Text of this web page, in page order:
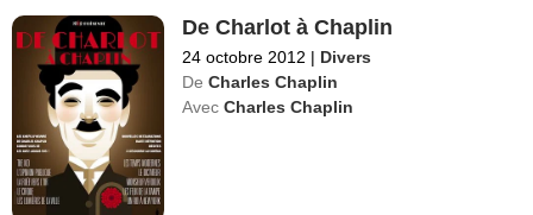
De Charlot à Chaplin
24 octobre 2012 | Divers
De Charles Chaplin
Avec Charles Chaplin